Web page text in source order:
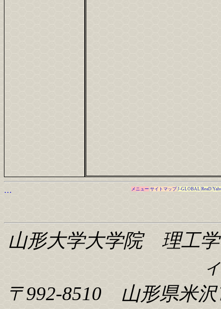
… メニュー サイトマップ J-GLOBAL ReaD
山形大学大学院 理工
〒992-8510 山形県米沢